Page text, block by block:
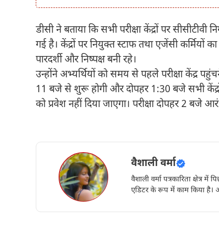
डीसी ने बताया कि सभी परीक्षा केंद्रों पर
गई है। केंद्रों पर नियुक्त स्टाफ तथा एजेंसी कर्मियों का
पारदर्शी और निष्पक्ष बनी रहे।
उन्होंने अभ्यर्थियों को समय से पहले परीक्षा केंद्र
11 बजे से शुरू होगी और दोपहर 1:30 बजे सभी
को प्रवेश नहीं दिया जाएगा। परीक्षा दोपहर 2 बजे
वैशाली वर्मा
वैशाली वर्मा पत्रकारिता
एडिटर के रूप में काम किया है।